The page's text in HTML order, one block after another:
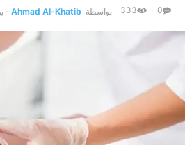
بواسطة Ahmad Al-Khatib
- 0
333